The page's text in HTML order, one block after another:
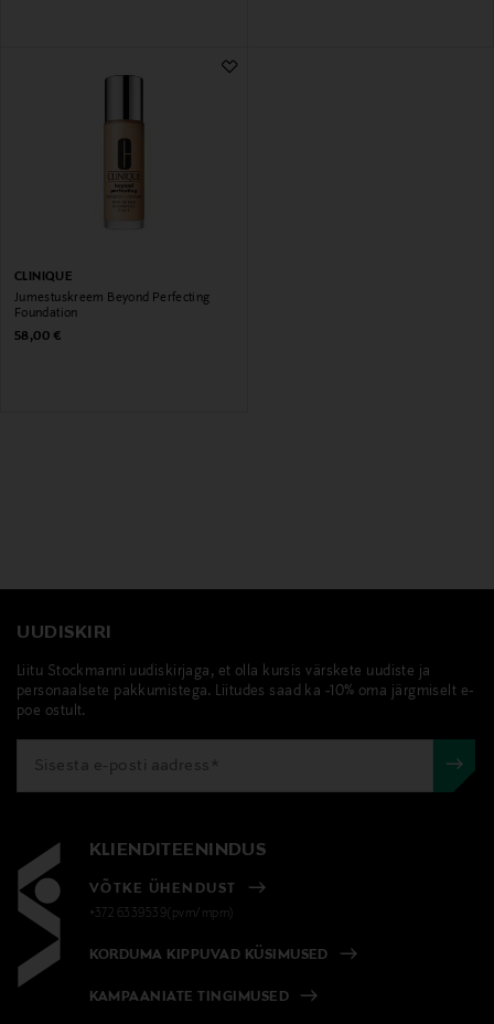
CLINIQUE
Jumestuskreem Beyond Perfecting
Foundation
Original Price
58,00 €
UUDISKIRI
Liitu Stockmanni uudiskirjaga, et olla kursis värskete uudiste ja
personaalsete pakkumistega. Liitudes saad ka -10% oma järgmiselt e-
poe ostult.
KLIENDITEENINDUS
VÕTKE ÜHENDUST
+372 6339539(pvm/mpm)
KORDUMA KIPPUVAD KÜSIMUSED
KAMPAANIATE TINGIMUSED